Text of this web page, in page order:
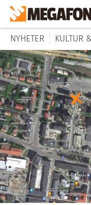
NYHETER KULTUR